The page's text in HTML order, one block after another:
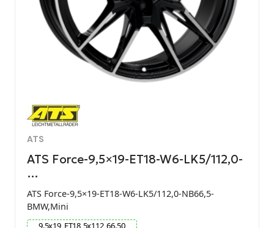
ATS
ATS Force-9,5×19-ET18-W6-LK5/112,0-
…
ATS Force-9,5×19-ET18-W6-LK5/112,0-NB66,5-
BMW,Mini
9.5x19 ET18 5x112 66.50